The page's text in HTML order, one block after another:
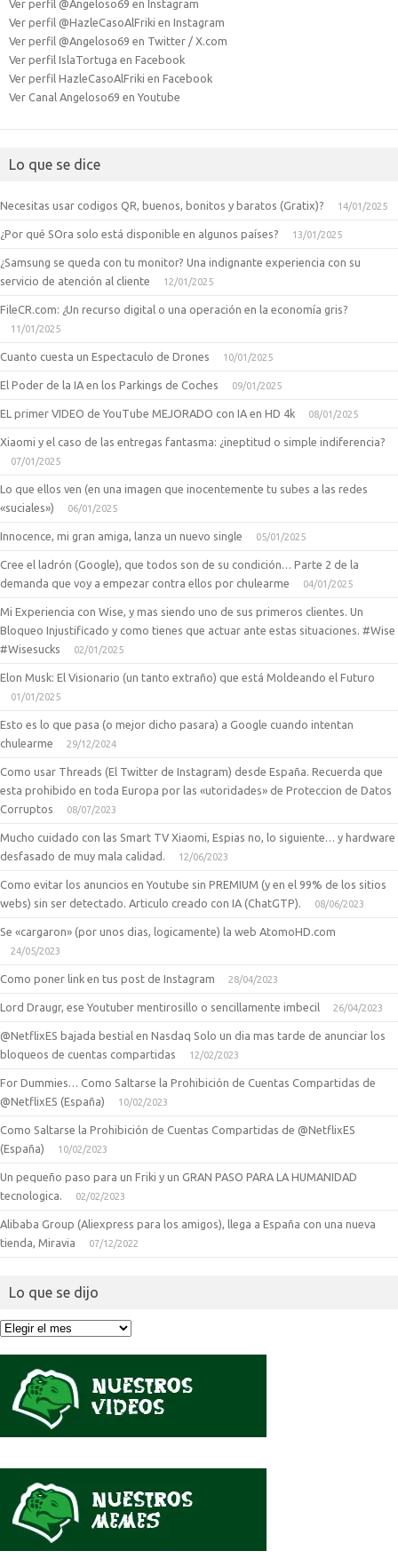
Ver perfil @Angeloso69 en Instagram
Ver perfil @HazleCasoAlFriki en Instagram
Ver perfil @Angeloso69 en Twitter / X.com
Ver perfil IslaTortuga en Facebook
Ver perfil HazleCasoAlFriki en Facebook
Ver Canal Angeloso69 en Youtube
Lo que se dice
Necesitas usar codigos QR, buenos, bonitos y baratos (Gratix)? 14/01/2025
¿Por qué SOra solo está disponible en algunos países? 13/01/2025
¿Samsung se queda con tu monitor? Una indignante experiencia con su
servicio de atención al cliente
12/01/2025
FileCR.com: ¿Un recurso digital o una operación en la economía gris?
11/01/2025
Cuanto cuesta un Espectaculo de Drones 10/01/2025
El Poder de la IA en los Parkings de Coches 09/01/2025
EL primer VIDEO de YouTube MEJORADO con IA en HD 4k 08/01/2025
Xiaomi y el caso de las entregas fantasma: ¿ineptitud o simple indiferencia?
07/01/2025
Lo que ellos ven (en una imagen que inocentemente tu subes a las redes
«suciales»)
06/01/2025
Innocence, mi gran amiga, lanza un nuevo single 05/01/2025
Cree el ladrón (Google), que todos son de su condición… Parte 2 de la
demanda que voy a empezar contra ellos por chulearme
04/01/2025
Mi Experiencia con Wise, y mas siendo uno de sus primeros clientes. Un
Bloqueo Injustificado y como tienes que actuar ante estas situaciones. #Wise
#Wisesucks
02/01/2025
Elon Musk: El Visionario (un tanto extraño) que está Moldeando el Futuro
01/01/2025
Esto es lo que pasa (o mejor dicho pasara) a Google cuando intentan
chulearme
29/12/2024
Como usar Threads (El Twitter de Instagram) desde España. Recuerda que
esta prohibido en toda Europa por las «utoridades» de Proteccion de Datos
Corruptos
08/07/2023
Mucho cuidado con las Smart TV Xiaomi, Espias no, lo siguiente… y hardware
desfasado de muy mala calidad.
12/06/2023
Como evitar los anuncios en Youtube sin PREMIUM (y en el 99% de los sitios
webs) sin ser detectado. Articulo creado con IA (ChatGTP).
08/06/2023
Se «cargaron» (por unos dias, logicamente) la web AtomoHD.com
24/05/2023
Como poner link en tus post de Instagram 28/04/2023
Lord Draugr, ese Youtuber mentirosillo o sencillamente imbecil 26/04/2023
@NetflixES bajada bestial en Nasdaq Solo un dia mas tarde de anunciar los
bloqueos de cuentas compartidas
12/02/2023
For Dummies… Como Saltarse la Prohibición de Cuentas Compartidas de
@NetflixES (España)
10/02/2023
Como Saltarse la Prohibición de Cuentas Compartidas de @NetflixES
(España)
10/02/2023
Un pequeño paso para un Friki y un GRAN PASO PARA LA HUMANIDAD
tecnologica.
02/02/2023
Alibaba Group (Aliexpress para los amigos), llega a España con una nueva
tienda, Miravia
07/12/2022
Lo que se dijo
Lo